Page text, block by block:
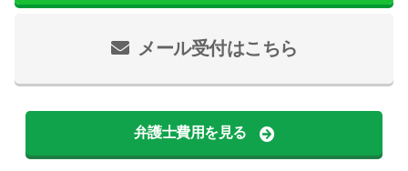
メール受付はこちら
弁護士費用を見る